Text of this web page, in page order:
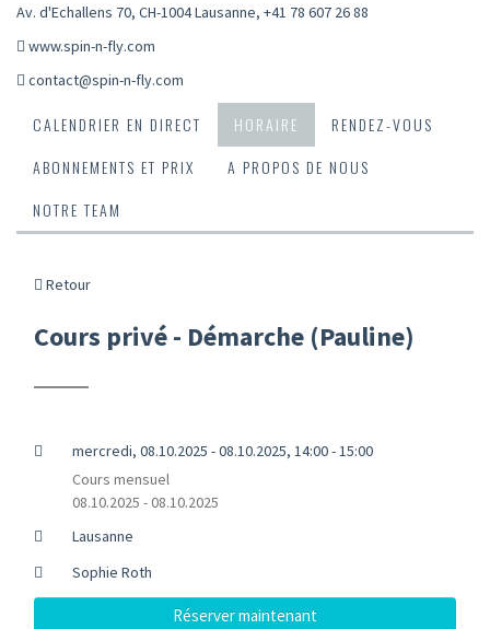
Av. d'Echallens 70, CH-1004 Lausanne, +41 78 607 26 88
www.spin-n-fly.com
contact@spin-n-fly.com
CALENDRIER EN DIRECT HORAIRE
RENDEZ-VOUS
ABONNEMENTS ET PRIX
A PROPOS DE NOUS
NOTRE TEAM
Retour
Cours privé - Démarche (Pauline)
mercredi, 08.10.2025 - 08.10.2025, 14:00 - 15:00
Cours mensuel
08.10.2025 - 08.10.2025
Lausanne
Sophie Roth
Réserver maintenant